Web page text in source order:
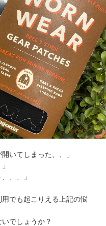
いてしまった、、」
、、」
でも起こりえる上記の悩
でしょうか？